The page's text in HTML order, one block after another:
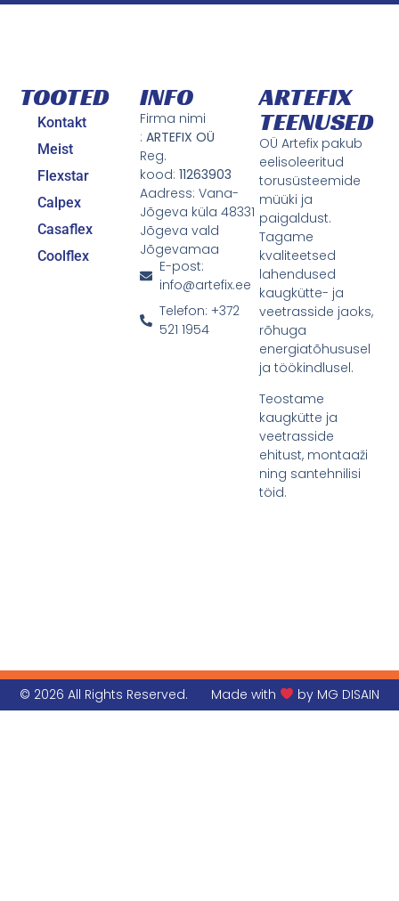
ARTEFIX
TEENUSED
OÜ Artefix pakub
eelisoleeritud
torusüsteemide
müüki ja
paigaldust.
Tagame
kvaliteetsed
lahendused
kaugkütte- ja
veetrasside jaoks,
rõhuga
energiatõhususel
ja töökindlusel.
Teostame
kaugkütte ja
veetrasside
ehitust, montaaži
ning santehnilisi
töid.
TOOTED
Kontakt
Meist
Flexstar
Calpex
Casaflex
Coolflex
INFO
Firma nimi
: ARTEFIX OÜ
Reg.
kood: 11263903
Aadress: Vana-
Jõgeva küla 48331
Jõgeva vald
Jõgevamaa
E-post:
info@artefix.ee
Telefon: +372
521 1954
© 2026 All Rights Reserved. Made with by MG DISAIN